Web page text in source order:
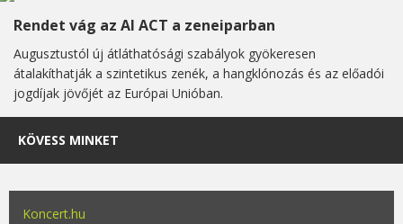
Rendet vág az AI ACT a zeneiparban
Augusztustól új átláthatósági szabályok gyökeresen
átalakíthatják a szintetikus zenék, a hangklónozás és az előadói
jogdíjak jövőjét az Európai Unióban.
KÖVESS MINKET
Koncert.hu